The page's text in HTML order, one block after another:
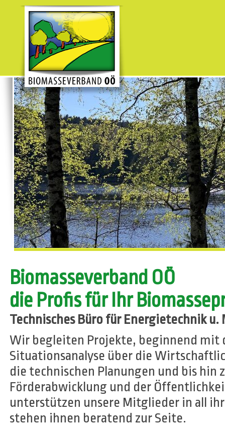
Biomasseverband OÖ
die Profis für Ihr
Technisches Büro für Energietechnik u.
Wir begleiten Projekte, beginnend mit
Situationsanalyse über die
die technischen Planungen und bis hin
Förderabwicklung und der
unterstützen unsere Mitglieder in all
stehen ihnen beratend zur Seite.